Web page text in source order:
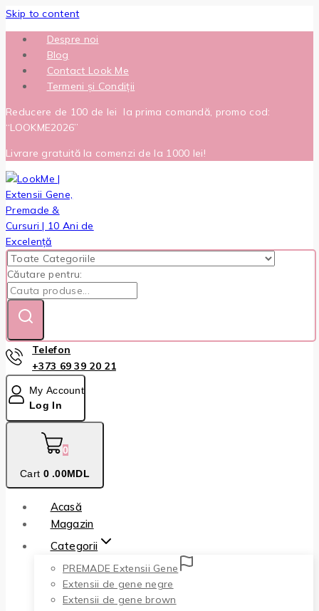
Skip to content
Despre noi
Blog
Contact Look Me
Termeni și Condiții
Reducere de 100 de lei la prima comandă, promo cod:
“LOOKME2026”
Livrare gratuită la comenzi de la 1000 lei!
Căutare pentru:
Telefon
+373 69 39 20 21
My Account
Log In
0
Cart 0 .00MDL
Acasă
Magazin
Categorii
PREMADE Extensii Gene
Extensii de gene negre
Extensii de gene brown